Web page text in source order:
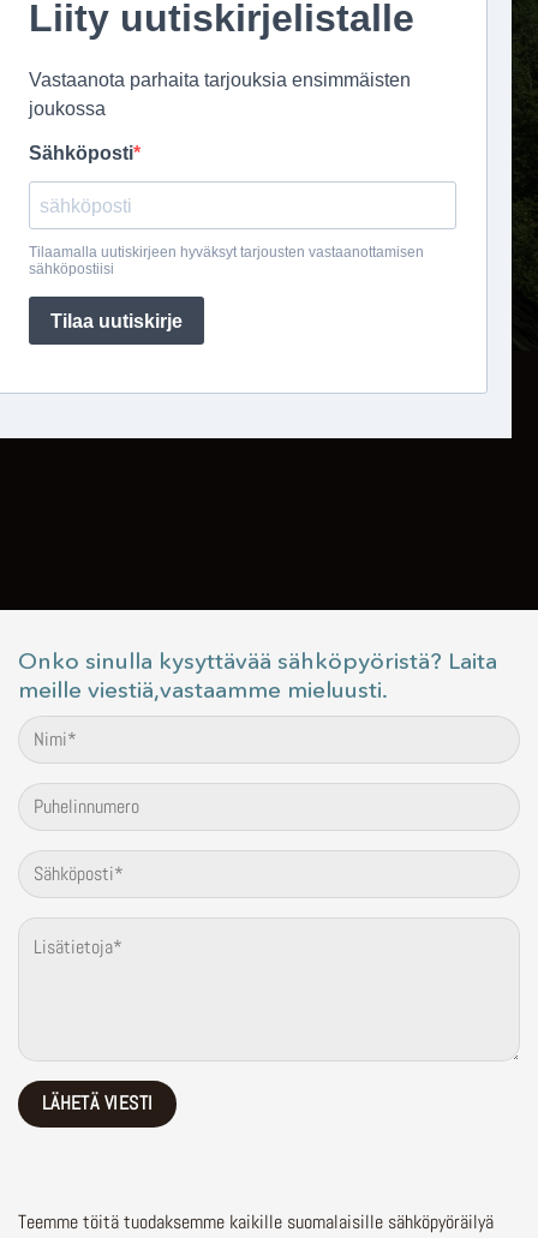
Onko sinulla kysyttävää sähköpyöristä? Laita
meille viestiä,vastaamme mieluusti.
Teemme töitä tuodaksemme kaikille suomalaisille sähköpyöräilyä